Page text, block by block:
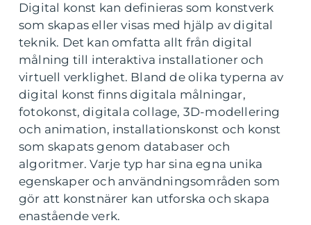
Digital konst kan definieras som konstverk
som skapas eller visas med hjälp av digital
teknik. Det kan omfatta allt från digital
målning till interaktiva installationer och
virtuell verklighet. Bland de olika typerna av
digital konst finns digitala målningar,
fotokonst, digitala collage, 3D-modellering
och animation, installationskonst och konst
som skapats genom databaser och
algoritmer. Varje typ har sina egna unika
egenskaper och användningsområden som
gör att konstnärer kan utforska och skapa
enastående verk.